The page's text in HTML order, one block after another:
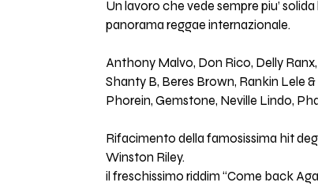
Un lavoro che vede sempre piu’
panorama reggae internazionale.
Anthony Malvo, Don Rico, Delly
Shanty B, Beres Brown, Rankin Lele
Phorein, Gemstone, Neville Lindo,
Rifacimento della famosissima hit
Winston Riley.
il freschissimo riddim “Come back